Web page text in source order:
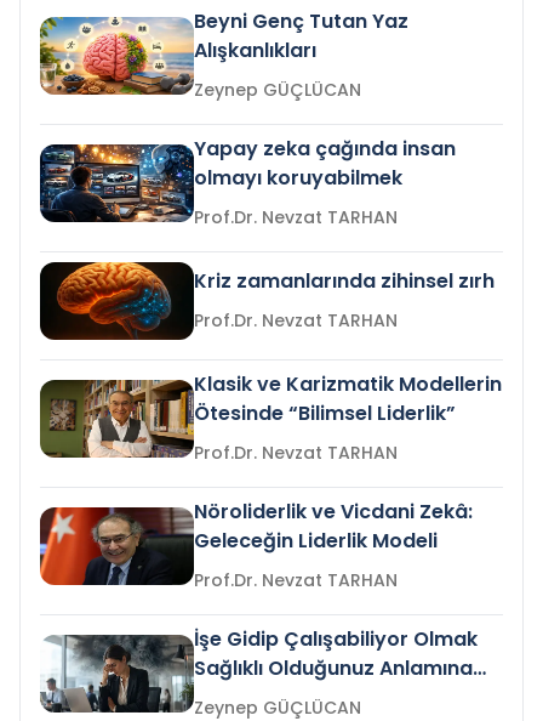
Beyni Genç Tutan Yaz
Alışkanlıkları
Zeynep GÜÇLÜCAN
Yapay zeka çağında insan
olmayı koruyabilmek
Prof.Dr. Nevzat TARHAN
Kriz zamanlarında zihinsel zırh
Prof.Dr. Nevzat TARHAN
Klasik ve Karizmatik Modellerin
Ötesinde “Bilimsel Liderlik”
Prof.Dr. Nevzat TARHAN
Nöroliderlik ve Vicdani Zekâ:
Geleceğin Liderlik Modeli
Prof.Dr. Nevzat TARHAN
İşe Gidip Çalışabiliyor Olmak
Sağlıklı Olduğunuz Anlamına
Gelir mi?Zeynep GÜÇLÜCAN